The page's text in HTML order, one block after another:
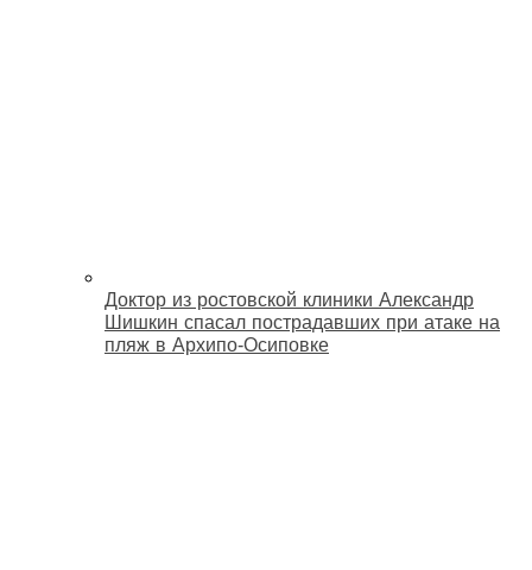
Доктор из ростовской клиники Александр
Шишкин спасал пострадавших при атаке на
пляж в Архипо‑Осиповке